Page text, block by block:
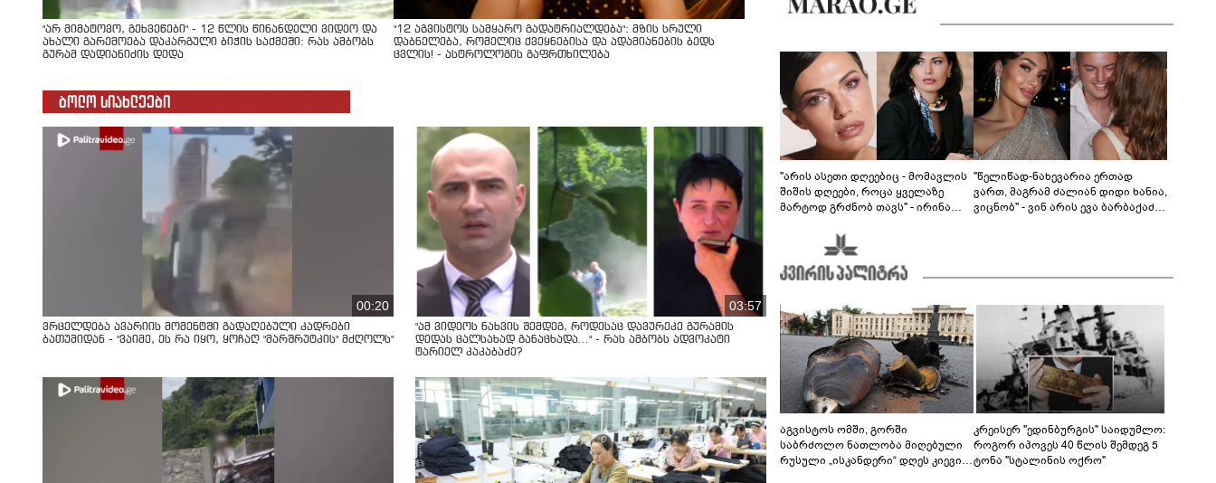
"არ მიმატოვო, გეხვეწები" - 12 წლის წინანდელი ვიდეო და
ახალი გარემოება დაკარგული ბიჭის საქმეში: რას ამბობს
გურამ დადიანიძის დედა
"12 აგვისტოს სამყარო გადატრიალდება": მზის სრული
დაბნელება, რომელიც ქვეყნებისა და ადამიანების ბედს
ცვლის! - ასტროლოგის გაფრთხილება
ბოლო სიახლეები
00:20
ვრცელდება ავარიის მომენტში გადაღებული კადრები
ბათუმიდან - "ვაიმე, ეს რა იყო, ყოჩაღ "მარშრუტკის" მძღოლს"
03:57
"ამ ვიდეოს ნახვის შემდეგ, როდესაც დავურეკე გურამის
დედას ცალსახად განაცხადა..." - რას ამბობს ადვოკატი
ტარიელ კაკაბაძე?
მიმდინარეობდა საქმის
"არის ასეთი დღეებიც - მომავლის
შიშის დღეები, როცა ყველაზე
მარტოდ გრძნობ თავს" - ირინა
"წელიწად-ნახევარია ერთად
ვართ, მაგრამ ძალიან დიდი ხანია,
ვიცნობ" - ვინ არის ევა ბარბაქაძის
აგვისტოს ომში, გორში
საბრძოლო ნათლობა მიღებული
რუსული „ისკანდერი“ დღეს კიევის
კრეისერ "ედინბურგის" საიდუმლო:
როგორ იპოვეს 40 წლის შემდეგ 5
ტონა "სტალინის ოქრო"